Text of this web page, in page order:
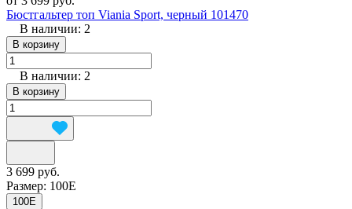
Бюстгальтер топ Viania Sport, черный 101470
В наличии: 2
В корзину
В наличии: 2
В корзину
3 699 руб.
Размер: 100E
100E